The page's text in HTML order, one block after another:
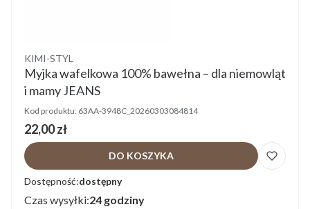
Producent
KIMI-STYL
Myjka wafelkowa 100% bawełna – dla niemowląt
i mamy JEANS
Kod produktu: 63AA-3948C_20260303084814
Cena
22,00 zł
DO KOSZYKA
Dostępność:dostępny
Czas wysyłki:24 godziny